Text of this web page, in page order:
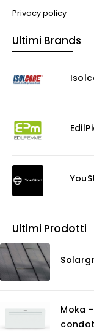
Privacy policy
Ultimi Brands
Ultimi Prodotti
Moka